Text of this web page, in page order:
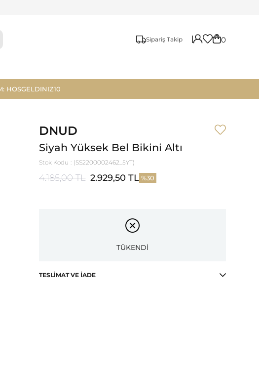
Sipariş Takip 0
HOSGELDINIZ10
DNUD
Siyah Yüksek Bel Bikini Altı
Stok Kodu (SS2200002462_5YT)
4.185,00 TL 2.929,50 TL 30
TÜKENDİ
TESLIMAT VE İADE